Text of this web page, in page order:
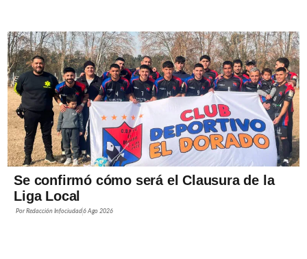
Se confirmó cómo será el Clausura de la
Liga Local
PorRedacción Infociudad6 Ago 2026